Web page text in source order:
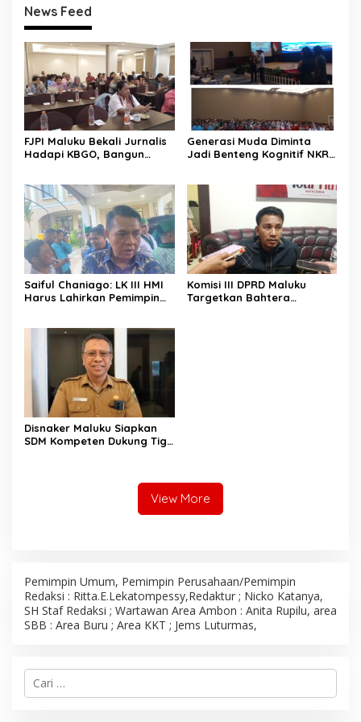
News Feed
FJPI Maluku Bekali Jurnalis
Hadapi KBGO, Bangun
Generasi Muda Diminta
Jadi Benteng Kognitif NKRI,
Bela Negara
Saiful Chaniago: LK III HMI
Harus Lahirkan Pemimpin
Bangsa
Komisi III DPRD Maluku
Targetkan Bahtera
Disnaker Maluku Siapkan
SDM Kompeten Dukung Tiga
View More
Pemimpin Umum, Pemimpin Perusahaan/Pemimpin
Redaksi : Ritta.E.Lekatompessy,Redaktur ; Nicko Katanya,
SH Staf Redaksi ; Wartawan Area Ambon : Anita Rupilu, area
SBB : Area Buru ; Area KKT ; Jems Luturmas,
C